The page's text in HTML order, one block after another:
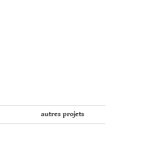
autres projets